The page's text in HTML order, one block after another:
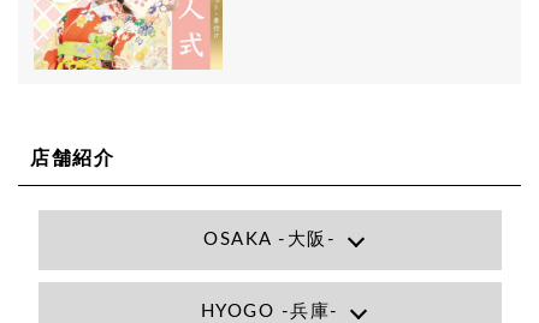
店舗紹介
OSAKA -大阪-
大阪府大阪市北区小松原町1-27梅田エビスビル7F
HYOGO -兵庫-